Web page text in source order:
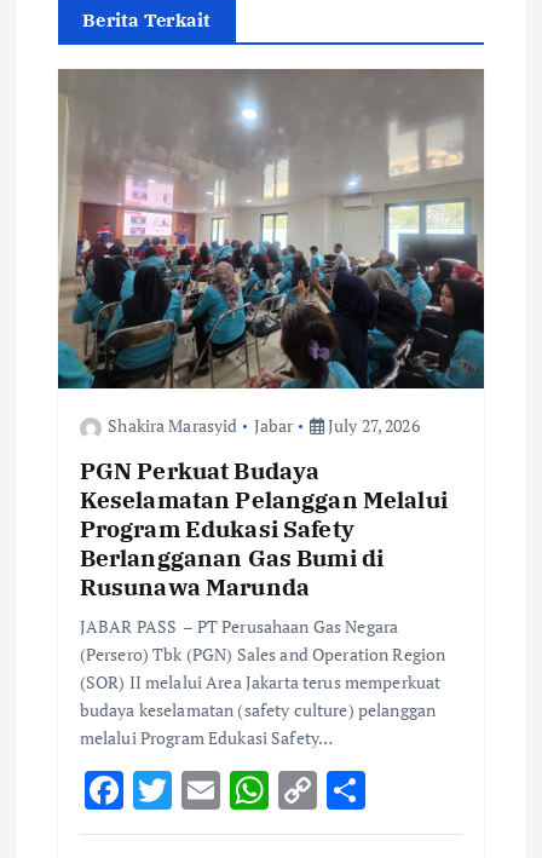
g
a
o
n
Berita Terkait
Shakira Marasyid Jabar July 27, 2026
PGN Perkuat Budaya
Keselamatan Pelanggan Melalui
Program Edukasi Safety
Berlangganan Gas Bumi di
Rusunawa Marunda
JABAR PASS – PT Perusahaan Gas Negara
(Persero) Tbk (PGN) Sales and Operation Region
(SOR) II melalui Area Jakarta terus memperkuat
budaya keselamatan (safety culture) pelanggan
melalui Program Edukasi Safety…
F
ac
T
w
E
m
W
h
C
o
S
h